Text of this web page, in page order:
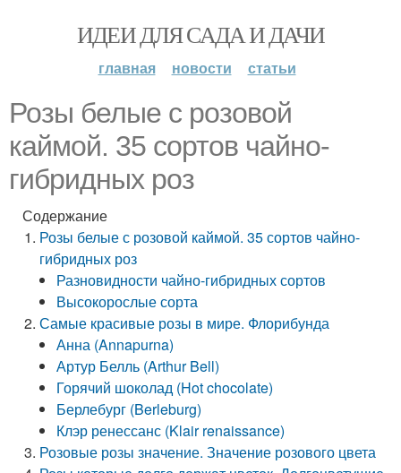
ИДЕИ ДЛЯ САДА И ДАЧИ
главная новости статьи
Розы белые с розовой
каймой. 35 сортов чайно-
гибридных роз
Содержание
Розы белые с розовой каймой. 35 сортов чайно-
гибридных роз
Разновидности чайно-гибридных сортов
Высокорослые сорта
Самые красивые розы в мире. Флорибунда
Анна (Annapurna)
Артур Белль (Arthur Bell)
Горячий шоколад (Hot chocolate)
Берлебург (Berleburg)
Клэр ренессанс (Klair renaissance)
Розовые розы значение. Значение розового цвета